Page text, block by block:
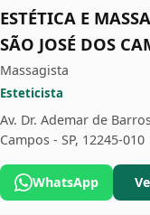
ESTÉTICA E
SÃO JOSÉ DOS
Massagista
Esteticista
Av. Dr. Ademar de
Campos - SP, 12245-010
WhatsApp